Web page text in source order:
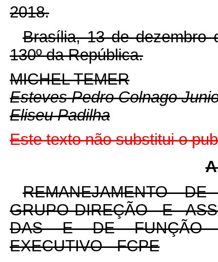
2018.
Brasília, 13 de dezembro
130º da República.
MICHEL TEMER
Esteves Pedro Colnago
Eliseu Padilha
Este texto não substitui o
REMANEJAMENTO
GRUPO-DIREÇÃO E
DAS E DE FUNÇÃO
EXECUTIVO - FCPE